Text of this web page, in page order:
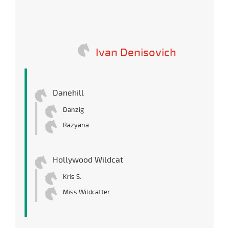
Ivan Denisovich
Danehill
Danzig
Razyana
Hollywood Wildcat
Kris S.
Miss Wildcatter